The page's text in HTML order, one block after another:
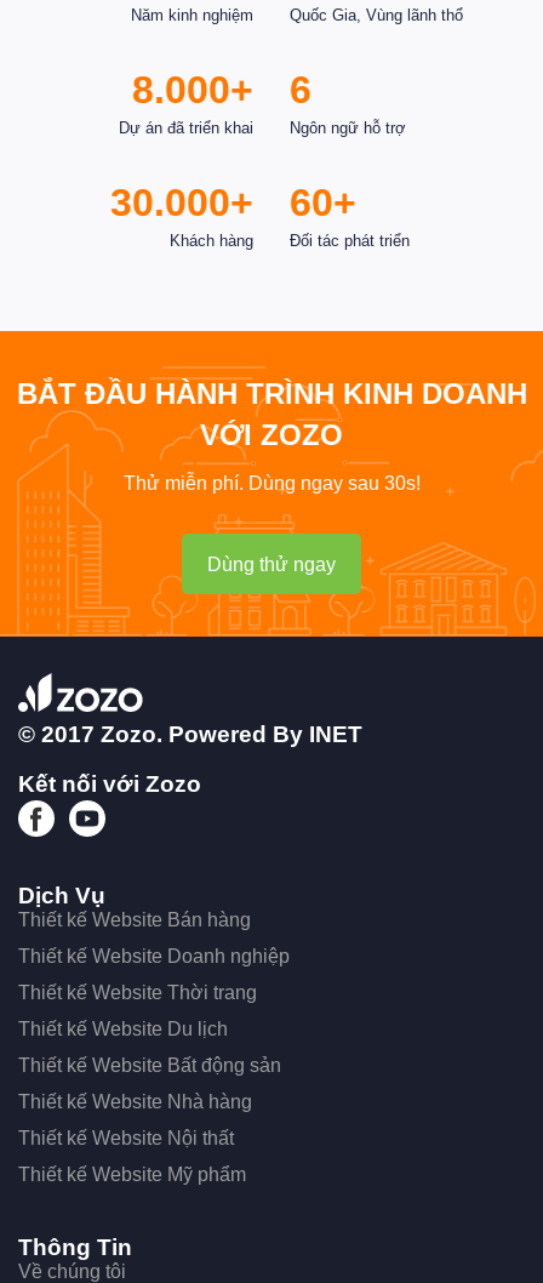
Năm kinh nghiệm
8.000+
Dự án đã triển khai
30.000+
Khách hàng
Quốc Gia, Vùng lãnh thổ
6
Ngôn ngữ hỗ trợ
60+
Đối tác phát triển
BẮT ĐẦU HÀNH TRÌNH KINH DOANH
VỚI ZOZO
Thử miễn phí. Dùng ngay sau 30s!
Dùng thử ngay
© 2017 Zozo. Powered By INET
Kết nối với Zozo
Dịch Vụ
Thiết kế Website Bán hàng
Thiết kế Website Doanh nghiệp
Thiết kế Website Thời trang
Thiết kế Website Du lịch
Thiết kế Website Bất động sản
Thiết kế Website Nhà hàng
Thiết kế Website Nội thất
Thiết kế Website Mỹ phẩm
Thông Tin
Về chúng tôi